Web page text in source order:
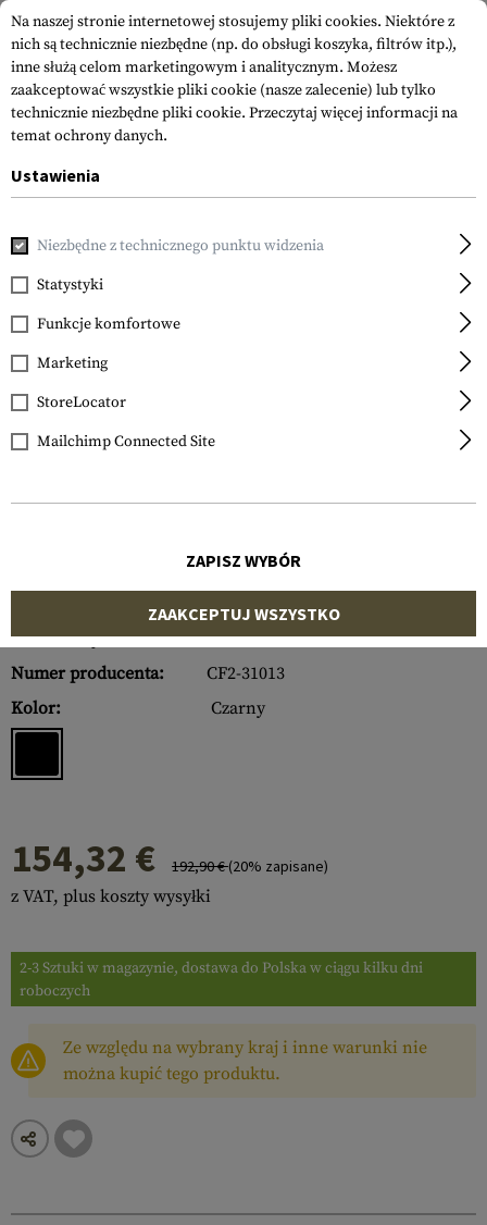
Vortex Optics
Crossfire II 4-12x44 Plex
Numer artykułu:
10664906000
Numer producenta:
CF2-31013
Kolor:
Czarny
154,32 € 192,90 €(20% zapisane)
z VAT, plus koszty wysyłki
2-3 Sztuki w magazynie, dostawa do Polska w ciągu kilku dni
roboczych
Ze względu na wybrany kraj i inne warunki nie
można kupić tego produktu.
Na naszej stronie internetowej stosujemy pliki cookies. Niektóre z
nich są technicznie niezbędne (np. do obsługi koszyka, filtrów itp.),
inne służą celom marketingowym i analitycznym. Możesz
zaakceptować wszystkie pliki cookie (nasze zalecenie) lub tylko
technicznie niezbędne pliki cookie. Przeczytaj więcej informacji na
temat ochrony danych.
Ustawienia
Niezbędne z technicznego punktu widzenia
Statystyki
Funkcje komfortowe
Marketing
StoreLocator
Mailchimp Connected Site
ZAPISZ WYBÓR
ZAAKCEPTUJ WSZYSTKO